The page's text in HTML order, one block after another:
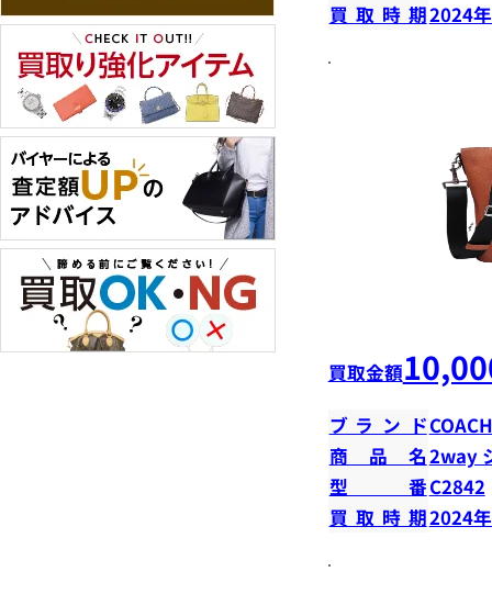
買取時期2024
買取金額
ブランドCOACH
商品名2way
型番C2842
買取時期2024